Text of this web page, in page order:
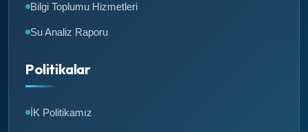
Bilgi Toplumu Hizmetleri
Su Analiz Raporu
Politikalar
İK Politikamız